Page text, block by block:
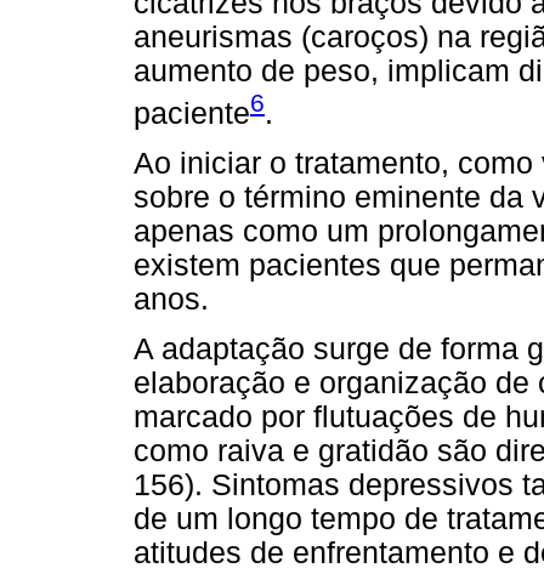
aneurismas (caroços) na
aumento de peso, implicam
paciente6.
Ao iniciar o tratamento,
sobre o término eminente da
apenas como um
existem pacientes que
anos.
A adaptação surge de forma
elaboração e organização
marcado por flutuações de
como raiva e gratidão são
156). Sintomas depressivos
de um longo tempo de
atitudes de enfrentamento e